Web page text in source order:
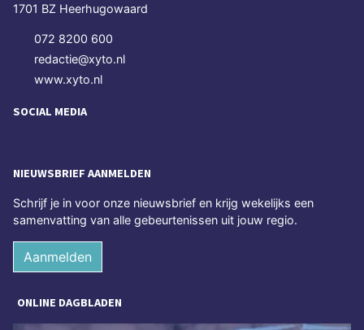
1701 BZ Heerhugowaard
072 8200 600
redactie@xyto.nl
www.xyto.nl
SOCIAL MEDIA
NIEUWSBRIEF AANMELDEN
Schrijf je in voor onze nieuwsbrief en krijg wekelijks een
samenvatting van alle gebeurtenissen uit jouw regio.
Aanmelden
ONLINE DAGBLADEN